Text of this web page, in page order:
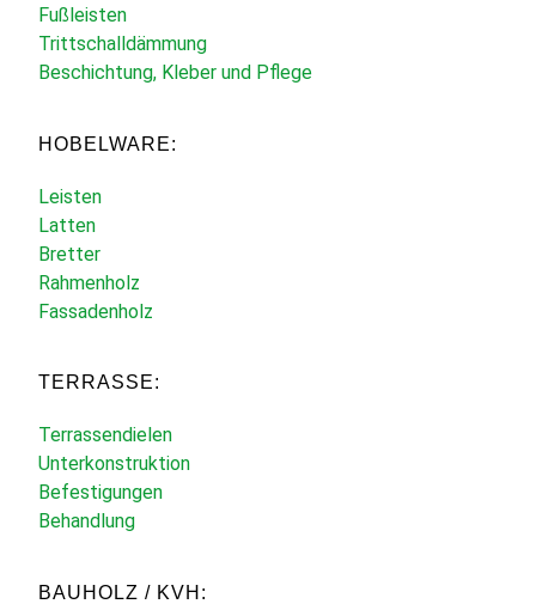
Fußleisten
Trittschalldämmung
Beschichtung, Kleber und Pflege
HOBELWARE:
Leisten
Latten
Bretter
Rahmenholz
Fassadenholz
TERRASSE:
Terrassendielen
Unterkonstruktion
Befestigungen
Behandlung
BAUHOLZ / KVH: